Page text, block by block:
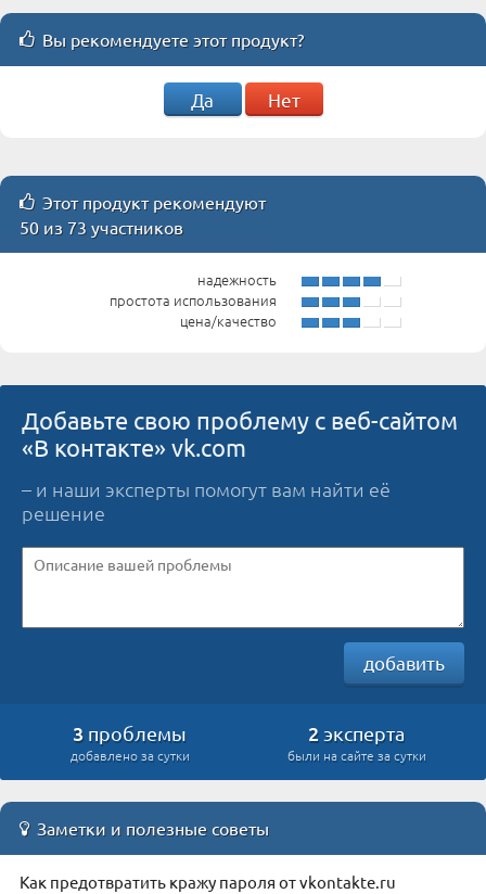
Вы рекомендуете этот продукт?
Да Нет
Этот продукт рекомендуют
50 из 73 участников
надежность
простота использования
цена/качество
Добавьте свою проблему с веб-сайтом
«В контакте» vk.com
– и наши эксперты помогут вам найти её
решение
добавить
3 проблемы
добавлено за сутки
2 эксперта
были на сайте за сутки
Заметки и полезные советы
Как предотвратить кражу пароля от vkontakte.ru